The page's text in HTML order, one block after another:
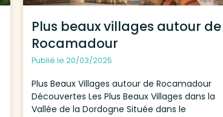
Plus beaux villages autour de
Rocamadour
Publié le 20/03/2025
Plus Beaux Villages autour de Rocamadour
Découvertes Les Plus Beaux Villages dans la
Vallée de la Dordogne Située dans le